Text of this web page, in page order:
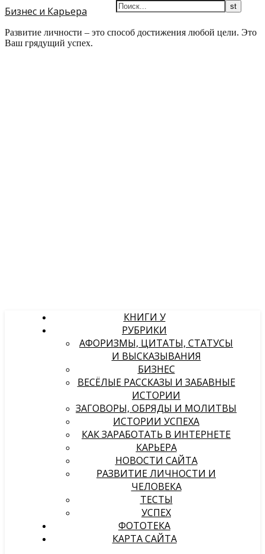
Бизнес и Карьера
Развитие личности – это способ достижения любой цели. Это
Ваш грядущий успех.
КНИГИ У
РУБРИКИ
АФОРИЗМЫ, ЦИТАТЫ, СТАТУСЫ
И ВЫСКАЗЫВАНИЯ
БИЗНЕС
ВЕСЁЛЫЕ РАССКАЗЫ И ЗАБАВНЫЕ
ИСТОРИИ
ЗАГОВОРЫ, ОБРЯДЫ И МОЛИТВЫ
ИСТОРИИ УСПЕХА
КАК ЗАРАБОТАТЬ В ИНТЕРНЕТЕ
КАРЬЕРА
НОВОСТИ САЙТА
РАЗВИТИЕ ЛИЧНОСТИ И
ЧЕЛОВЕКА
ТЕСТЫ
УСПЕХ
ФОТОТЕКА
КАРТА САЙТА